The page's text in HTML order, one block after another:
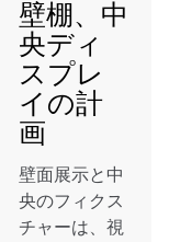
壁棚、中
央ディ
スプレ
イの計
画
壁面展示と中
央のフィクス
チャーは、視